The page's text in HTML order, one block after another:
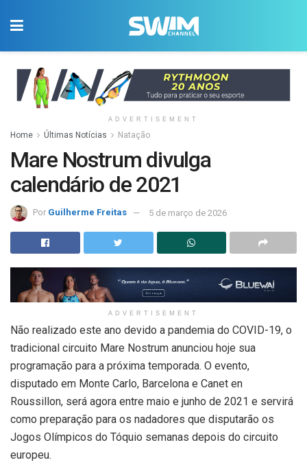
ADVERTISEMENT
Home Últimas Notícias Natação
Mare Nostrum divulga
calendário de 2021
Por Guilherme Freitas 5 de março de 2026
ADVERTISEMENT
Não realizado este ano devido a pandemia do COVID-19, o
tradicional circuito Mare Nostrum anunciou hoje sua
programação para a próxima temporada. O evento,
disputado em Monte Carlo, Barcelona e Canet en
Roussillon, será agora entre maio e junho de 2021 e servirá
como preparação para os nadadores que disputarão os
Jogos Olímpicos do Tóquio semanas depois do circuito
europeu.